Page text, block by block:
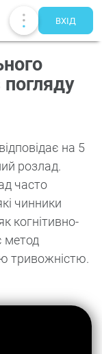
ВХIД
на 5
розлад.
часто
чинники
когнітивно-
метод
тривожністю.